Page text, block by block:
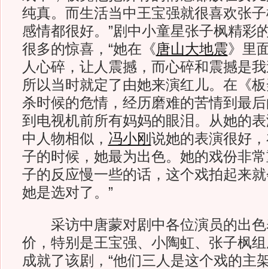
纯真。而生活当中王宝强就很喜欢张
感情都很好。”剧中小童星张子枫精彩
很多的惊喜，“她在《唐山大地震》里
人心碎，让人震撼，而心碎和震撼是
所以当时就定了由她来演红儿。在《
杀时候的危情，经历磨难的苦情到最
到电视机前所有妈妈的眼泪。从她的
中人物相似， 冯小刚 说她的表演很好
子的时候，她最为出色。她的戏份非
子的反应慢一些的话，这个戏拍起来
她是选对了。”
采访中唐蒙对剧中各位演员的出色
价，特别是王宝强、小陶虹、张子枫
成就了该剧，“他们三人是这个戏的主